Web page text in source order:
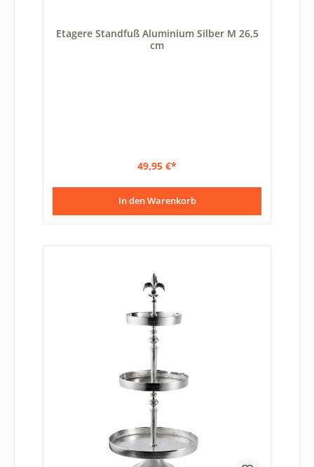
Etagere Standfuß Aluminium Silber M 26,5
cm
49,95 €*
In den Warenkorb